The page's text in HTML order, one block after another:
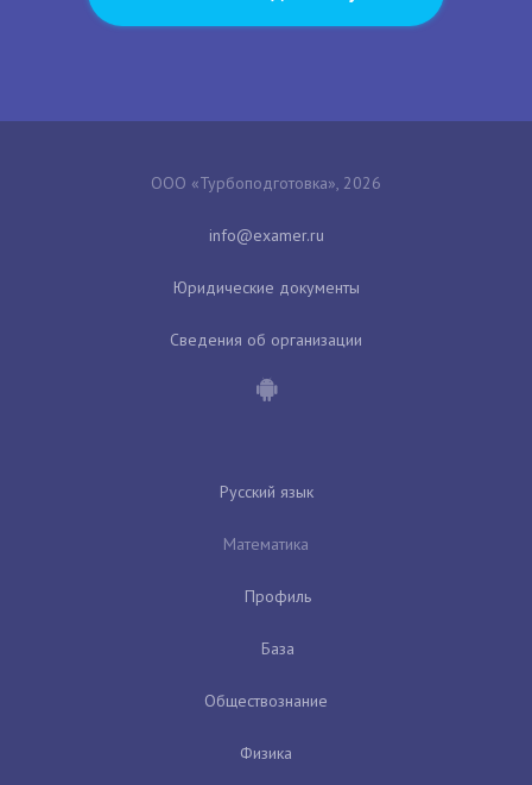
ООО «Турбоподготовка», 2026
Юридические документы
Сведения об организации
Русский язык
Математика
Профиль
База
Обществознание
Физика